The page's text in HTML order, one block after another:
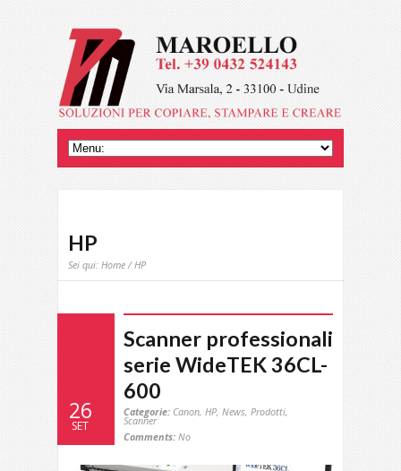
HP
Sei qui: Home/ HP
26
SET
Scanner professionali
serie WideTEK 36CL-
600
Categorie: Canon, HP, News, Prodotti,
Scanner
Comments: No